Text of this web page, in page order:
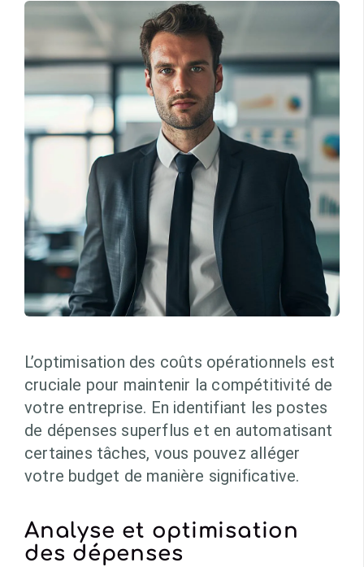
L’optimisation des coûts opérationnels est
cruciale pour maintenir la compétitivité de
votre entreprise. En identifiant les postes
de dépenses superflus et en automatisant
certaines tâches, vous pouvez alléger
votre budget de manière significative.
Analyse et optimisation
des dépenses